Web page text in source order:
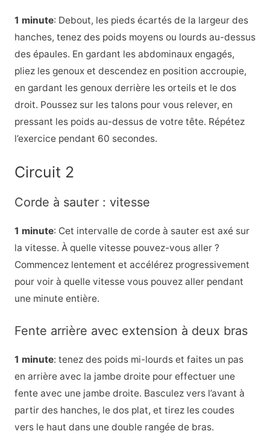
1 minute: Debout, les pieds écartés de la largeur des
hanches, tenez des poids moyens ou lourds au-dessus
des épaules. En gardant les abdominaux engagés,
pliez les genoux et descendez en position accroupie,
en gardant les genoux derrière les orteils et le dos
droit. Poussez sur les talons pour vous relever, en
pressant les poids au-dessus de votre tête. Répétez
l’exercice pendant 60 secondes.
Circuit 2
Corde à sauter : vitesse
1 minute: Cet intervalle de corde à sauter est axé sur
la vitesse. À quelle vitesse pouvez-vous aller ?
Commencez lentement et accélérez progressivement
pour voir à quelle vitesse vous pouvez aller pendant
une minute entière.
Fente arrière avec extension à deux bras
1 minute: tenez des poids mi-lourds et faites un pas
en arrière avec la jambe droite pour effectuer une
fente avec une jambe droite. Basculez vers l’avant à
partir des hanches, le dos plat, et tirez les coudes
vers le haut dans une double rangée de bras.